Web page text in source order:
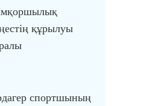
құрылуы
спортшының